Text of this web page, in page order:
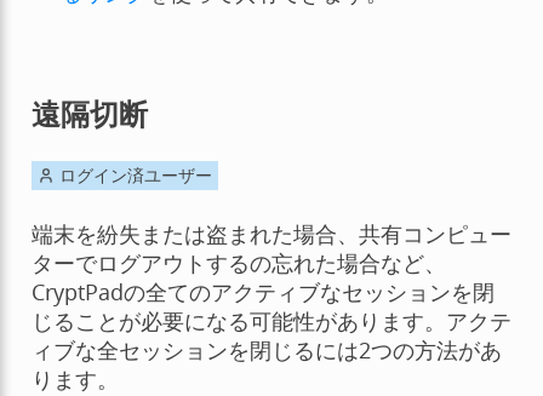
遠隔切断
ログイン済ユーザー
端末を紛失または盗まれた場合、共有コンピュー
ターでログアウトするの忘れた場合など、
CryptPadの全てのアクティブなセッションを閉
じることが必要になる可能性があります。アクテ
ィブな全セッションを閉じるには2つの方法があ
ります。